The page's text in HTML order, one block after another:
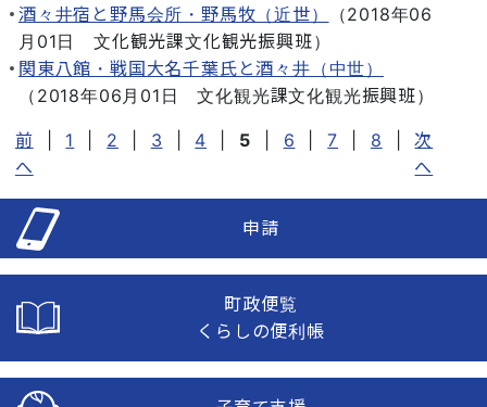
酒々井宿と野馬会所・野馬牧（近世）
（2018年06
月01日
文化観光課文化観光振興班）
関東八館・戦国大名千葉氏と酒々井（中世）
（ 2018年06月01日 文化観光課文化観光振興班）
前
へ
1 2 3 4 5 6 7 8
次
へ
申請
町政便覧
くらしの便利帳